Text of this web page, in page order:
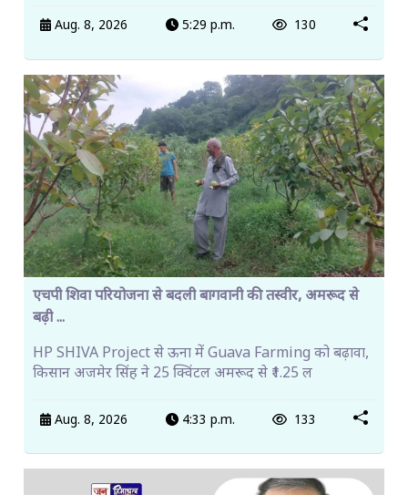
Aug. 8, 2026 5:29 p.m. 130
एचपी शिवा परियोजना से बदली बागवानी की तस्वीर, अमरूद से
बढ़ी ...
HP SHIVA Project से ऊना में Guava Farming को बढ़ावा,
किसान अजमेर सिंह ने 25 क्विंटल अमरूद से ₹1.25 ल
Aug. 8, 2026 4:33 p.m. 133